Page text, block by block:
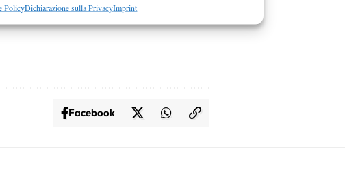
e rilevare frodi, correggere errori,
e contenuto, Salvare e comunicare le
Sempre attivo
PolicyDichiarazione sulla PrivacyImprint
Facebook